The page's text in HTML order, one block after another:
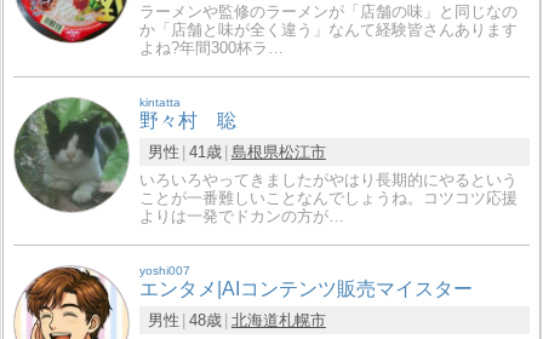
ラーメンや監修のラーメンが「店舗の味」と同じなの
か「店舗と味が全く違う」なんて経験皆さんあります
よね?年間300杯ラ…
kintatta
野々村 聡
男性 41歳 島根県松江市
いろいろやってきましたがやはり長期的にやるという
ことが一番難しいことなんでしょうね。コツコツ応援
よりは一発でドカンの方が…
yoshi007
エンタメ|AIコンテンツ販売マイスター
男性 48歳 北海道札幌市